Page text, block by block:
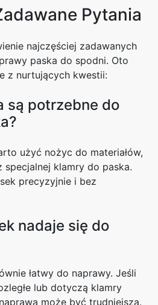
Pytania
najczęściej zadawanych
paska do spodni. Oto
z nurtujących kwestii:
są potrzebne do
użyć nożyc do materiałów,
klamry do paska.
precyzyjnie i bez
nadaje się do
łatwy do naprawy. Jeśli
lub dotyczą klamry
może być trudniejsza.